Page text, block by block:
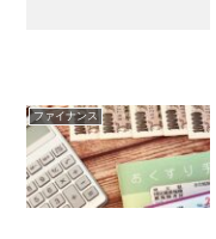
ファイナンス